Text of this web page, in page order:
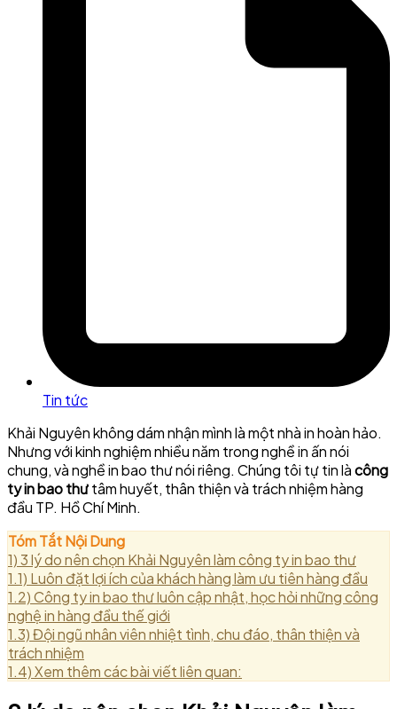
Tin tức
Khải Nguyên không dám nhận mình là một nhà in hoàn hảo.
Nhưng với kinh nghiệm nhiều năm trong nghề in ấn nói
chung, và nghề in bao thư nói riêng. Chúng tôi tự tin làcông
ty in bao thưtâm huyết, thân thiện và trách nhiệm hàng
đầu TP. Hồ Chí Minh.
Tóm Tắt Nội Dung
1)3 lý do nên chọn Khải Nguyên làm công ty in bao thư
1.1) Luôn đặt lợi ích của khách hàng làm ưu tiên hàng đầu
1.2)Công ty in bao thư luôn cập nhật, học hỏi những công
nghệ in hàng đầu thế giới
1.3)Đội ngũ nhân viên nhiệt tình, chu đáo, thân thiện và
trách nhiệm
1.4)Xem thêm các bài viết liên quan: